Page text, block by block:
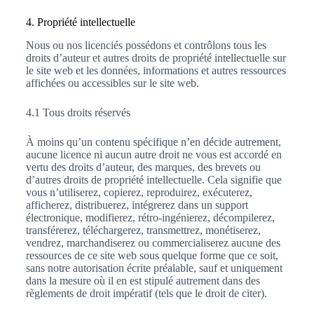
4. Propriété intellectuelle
Nous ou nos licenciés possédons et contrôlons tous les
droits d’auteur et autres droits de propriété intellectuelle sur
le site web et les données, informations et autres ressources
affichées ou accessibles sur le site web.
4.1 Tous droits réservés
À moins qu’un contenu spécifique n’en décide autrement,
aucune licence ni aucun autre droit ne vous est accordé en
vertu des droits d’auteur, des marques, des brevets ou
d’autres droits de propriété intellectuelle. Cela signifie que
vous n’utiliserez, copierez, reproduirez, exécuterez,
afficherez, distribuerez, intégrerez dans un support
électronique, modifierez, rétro-ingénierez, décompilerez,
transférerez, téléchargerez, transmettrez, monétiserez,
vendrez, marchandiserez ou commercialiserez aucune des
ressources de ce site web sous quelque forme que ce soit,
sans notre autorisation écrite préalable, sauf et uniquement
dans la mesure où il en est stipulé autrement dans des
règlements de droit impératif (tels que le droit de citer).